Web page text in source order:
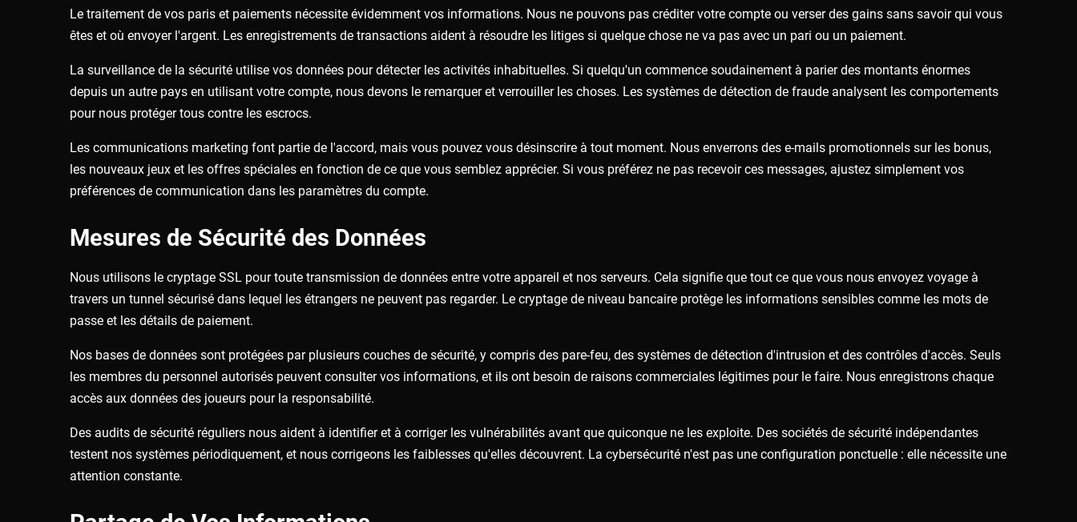
Le traitement de vos paris et paiements nécessite évidemment vos informations. Nous ne pouvons pas créditer votre compte ou verser des gains sans savoir qui vous
êtes et où envoyer l'argent. Les enregistrements de transactions aident à résoudre les litiges si quelque chose ne va pas avec un pari ou un paiement.
La surveillance de la sécurité utilise vos données pour détecter les activités inhabituelles. Si quelqu'un commence soudainement à parier des montants énormes
depuis un autre pays en utilisant votre compte, nous devons le remarquer et verrouiller les choses. Les systèmes de détection de fraude analysent les comportements
pour nous protéger tous contre les escrocs.
Les communications marketing font partie de l'accord, mais vous pouvez vous désinscrire à tout moment. Nous enverrons des e-mails promotionnels sur les bonus,
les nouveaux jeux et les offres spéciales en fonction de ce que vous semblez apprécier. Si vous préférez ne pas recevoir ces messages, ajustez simplement vos
préférences de communication dans les paramètres du compte.
Mesures de Sécurité des Données
Nous utilisons le cryptage SSL pour toute transmission de données entre votre appareil et nos serveurs. Cela signifie que tout ce que vous nous envoyez voyage à
travers un tunnel sécurisé dans lequel les étrangers ne peuvent pas regarder. Le cryptage de niveau bancaire protège les informations sensibles comme les mots de
passe et les détails de paiement.
Nos bases de données sont protégées par plusieurs couches de sécurité, y compris des pare-feu, des systèmes de détection d'intrusion et des contrôles d'accès. Seuls
les membres du personnel autorisés peuvent consulter vos informations, et ils ont besoin de raisons commerciales légitimes pour le faire. Nous enregistrons chaque
accès aux données des joueurs pour la responsabilité.
Des audits de sécurité réguliers nous aident à identifier et à corriger les vulnérabilités avant que quiconque ne les exploite. Des sociétés de sécurité indépendantes
testent nos systèmes périodiquement, et nous corrigeons les faiblesses qu'elles découvrent. La cybersécurité n'est pas une configuration ponctuelle : elle nécessite une
attention constante.